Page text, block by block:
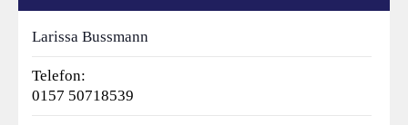
Larissa Bussmann
Telefon:
0157 50718539